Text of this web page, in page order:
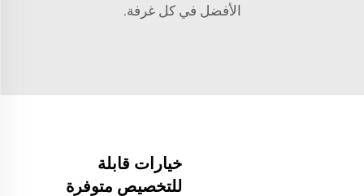
الأفضل في كل غرفة.
خيارات قابلة
للتخصيص متوفرة